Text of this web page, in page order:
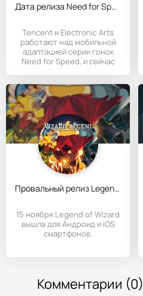
Дата релиза Need for Speed Mobile
Tencent и Electronic Arts
работают над мобильной
адаптацией серии гонок
Need for Speed, и сейчас
Провальный релиз Legend of Wizard: Idle PRG
15 ноября Legend of Wizard
вышла для Андроид и iOS
смартфонов.
Комментарии (0)